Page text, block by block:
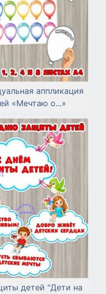
аппликация
«Мечтаю о...»
детей "Дети на